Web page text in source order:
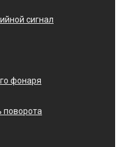
сигнал
фонаря
поворота